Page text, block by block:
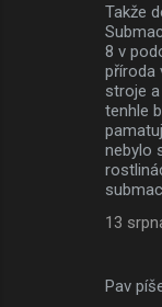
Takže
8 v
příroda
stroje
tenhle
nebylo
13
Pav